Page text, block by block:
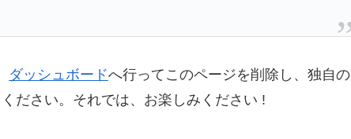
ダッシュボードへ行ってこのページを削除し、独自の
ださい。それでは、お楽しみください !